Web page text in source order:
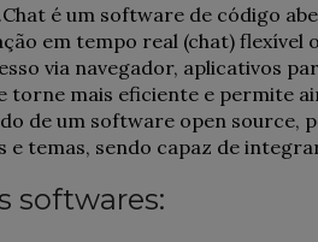
é um software de código
em tempo real (chat)
via navegador, aplicativos
torne mais eficiente e permite
de um software open source,
e temas, sendo capaz de
softwares: